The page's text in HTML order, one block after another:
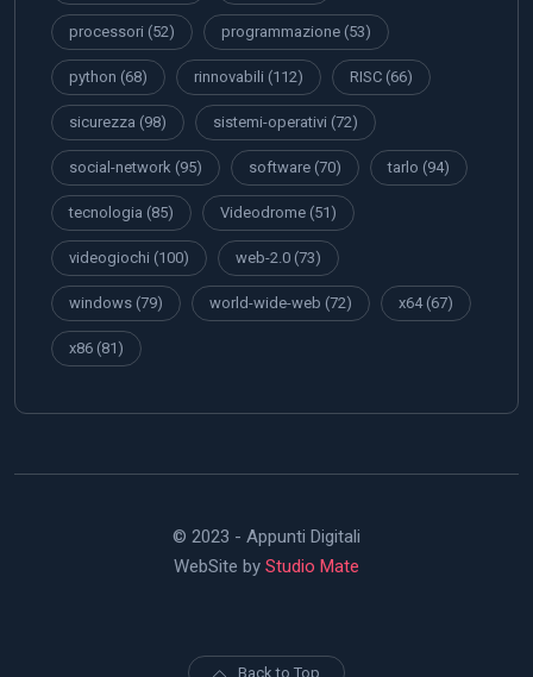
processori (52) programmazione (53)
python (68) rinnovabili (112) RISC (66)
sicurezza (98) sistemi-operativi (72)
social-network (95) software (70) tarlo (94)
tecnologia (85) Videodrome (51)
videogiochi (100) web-2.0 (73)
windows (79) world-wide-web (72) x64(67)
x86 (81)
© 2023 - Appunti Digitali
WebSite by Studio Mate
Back to Top